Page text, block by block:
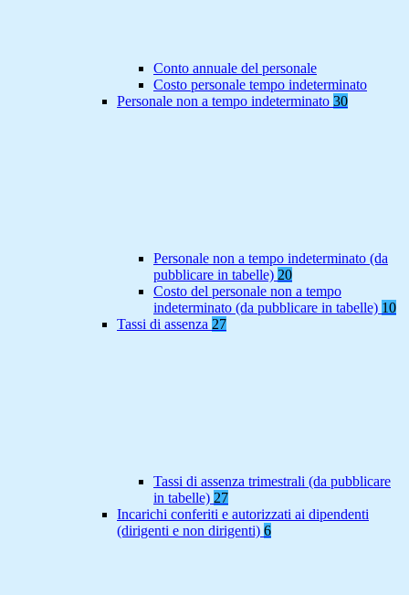
Conto annuale del personale
Costo personale tempo indeterminato
Personale non a tempo indeterminato 30
Personale non a tempo indeterminato (da
pubblicare in tabelle) 20
Costo del personale non a tempo
indeterminato (da pubblicare in tabelle) 10
Tassi di assenza 27
Tassi di assenza trimestrali (da pubblicare
in tabelle) 27
Incarichi conferiti e autorizzati ai dipendenti
(dirigenti e non dirigenti) 6